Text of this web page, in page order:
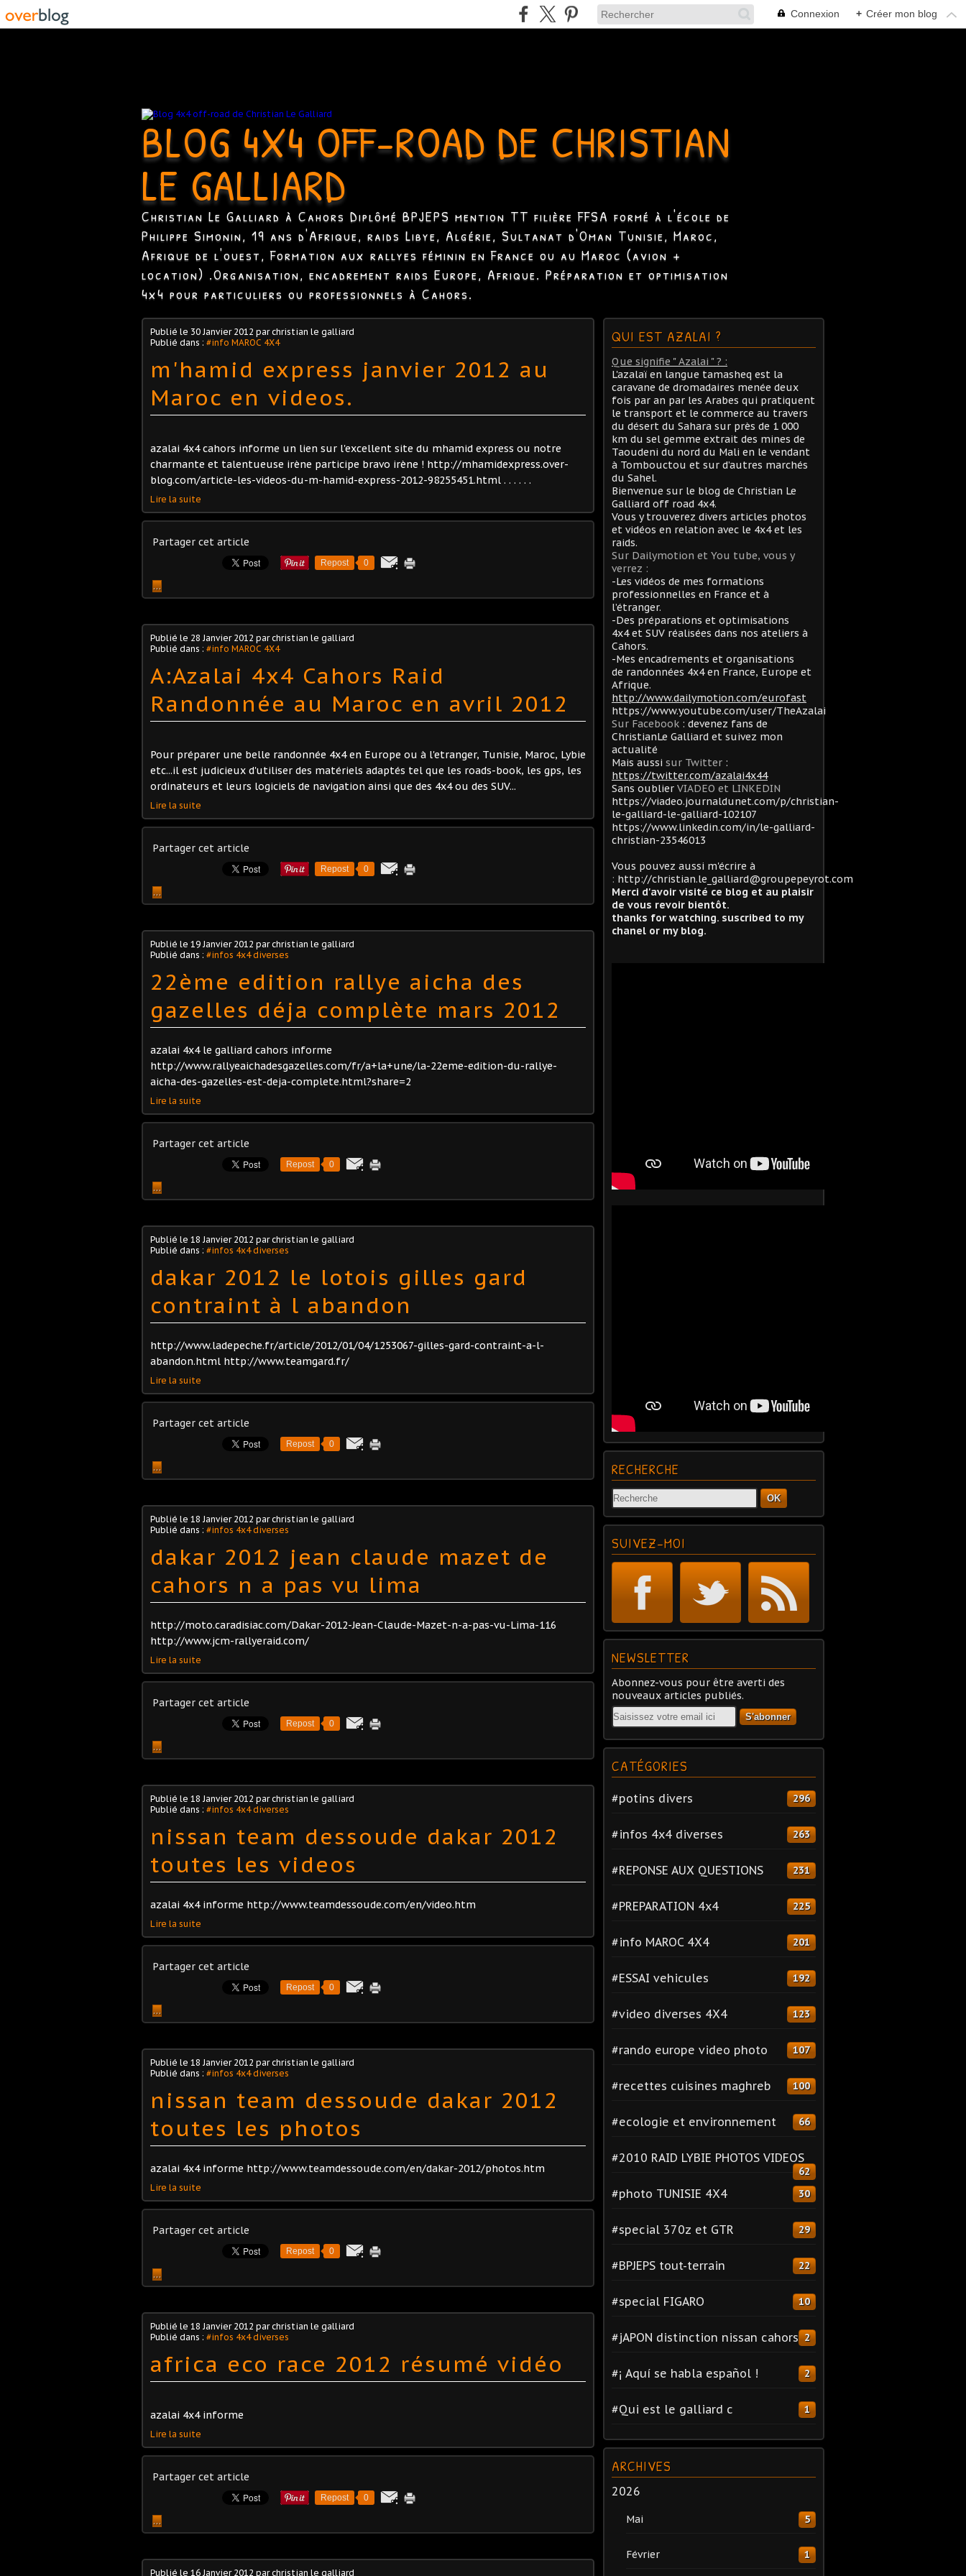
Connexion + Créer mon blog
BLOG 4X4 OFF-ROAD DE CHRISTIAN
LE GALLIARD
Christian Le Galliard à Cahors Diplômé BPJEPS mention TT filière FFSA formé à l'école de
Philippe Simonin, 19 ans d'Afrique, raids Libye, Algérie, Sultanat d'Oman Tunisie, Maroc,
Afrique de l'ouest, Formation aux rallyes féminin en France ou au Maroc (avion +
location) .Organisation, encadrement raids Europe, Afrique. Préparation et optimisation
4x4 pour particuliers ou professionnels à Cahors.
Publié le 30 Janvier 2012 par christian le galliard
Publié dans : #info MAROC 4X4
m'hamid express janvier 2012 au
Maroc en videos.
azalai 4x4 cahors informe un lien sur l'excellent site du mhamid express ou notre
charmante et talentueuse irène participe bravo irène ! http://mhamidexpress.over-
blog.com/article-les-videos-du-m-hamid-express-2012-98255451.html . . . . . .
Lire la suite
Partager cet article
Repost 0
…
Publié le 28 Janvier 2012 par christian le galliard
Publié dans : #info MAROC 4X4
A:Azalai 4x4 Cahors Raid
Randonnée au Maroc en avril 2012
Pour préparer une belle randonnée 4x4 en Europe ou à l'etranger, Tunisie, Maroc, Lybie
etc...il est judicieux d'utiliser des matériels adaptés tel que les roads-book, les gps, les
ordinateurs et leurs logiciels de navigation ainsi que des 4x4 ou des SUV...
Lire la suite
Partager cet article
Repost 0
…
Publié le 19 Janvier 2012 par christian le galliard
Publié dans : #infos 4x4 diverses
22ème edition rallye aicha des
gazelles déja complète mars 2012
azalai 4x4 le galliard cahors informe
http://www.rallyeaichadesgazelles.com/fr/a+la+une/la-22eme-edition-du-rallye-
aicha-des-gazelles-est-deja-complete.html?share=2
Lire la suite
Partager cet article
Repost 0
…
Publié le 18 Janvier 2012 par christian le galliard
Publié dans : #infos 4x4 diverses
dakar 2012 le lotois gilles gard
contraint à l abandon
http://www.ladepeche.fr/article/2012/01/04/1253067-gilles-gard-contraint-a-l-
abandon.html http://www.teamgard.fr/
Lire la suite
Partager cet article
Repost 0
…
Publié le 18 Janvier 2012 par christian le galliard
Publié dans : #infos 4x4 diverses
dakar 2012 jean claude mazet de
cahors n a pas vu lima
http://moto.caradisiac.com/Dakar-2012-Jean-Claude-Mazet-n-a-pas-vu-Lima-116
http://www.jcm-rallyeraid.com/
Lire la suite
Partager cet article
Repost 0
…
Publié le 18 Janvier 2012 par christian le galliard
Publié dans : #infos 4x4 diverses
nissan team dessoude dakar 2012
toutes les videos
azalai 4x4 informe http://www.teamdessoude.com/en/video.htm
Lire la suite
Partager cet article
Repost 0
…
Publié le 18 Janvier 2012 par christian le galliard
Publié dans : #infos 4x4 diverses
nissan team dessoude dakar 2012
toutes les photos
azalai 4x4 informe http://www.teamdessoude.com/en/dakar-2012/photos.htm
Lire la suite
Partager cet article
Repost 0
…
Publié le 18 Janvier 2012 par christian le galliard
Publié dans : #infos 4x4 diverses
africa eco race 2012 résumé vidéo
azalai 4x4 informe
Lire la suite
Partager cet article
Repost 0
…
Publié le 16 Janvier 2012 par christian le galliard
QUI EST AZALAI ?
Que signifie " Azalai " ? :
L'azalaï en langue tamasheq est la
caravane de dromadaires menée deux
fois par an par les Arabes qui pratiquent
le transport et le commerce au travers
du désert du Sahara sur près de 1 000
km du sel gemme extrait des mines de
Taoudeni du nord du Mali en le vendant
à Tombouctou et sur d’autres marchés
du Sahel.
Bienvenue sur le blog de Christian Le
Galliard off road 4x4.
Vous y trouverez divers articles photos
et vidéos en relation avec le 4x4 et les
raids.
Sur Dailymotion et You tube, vous y
verrez :
-Les vidéos de mes formations
professionnelles en France et à
l’étranger.
-Des préparations et optimisations
4x4 et SUV réalisées dans nos ateliers à
Cahors.
-Mes encadrements et organisations
de randonnées 4x4 en France, Europe et
Afrique.
http://www.dailymotion.com/eurofast
https://www.youtube.com/user/TheAzalai
Sur Facebook : devenez fans de
ChristianLe Galliard et suivez mon
actualité
Mais aussi sur Twitter :
https://twitter.com/azalai4x44
Sans oublier VIADEO et LINKEDIN
https://viadeo.journaldunet.com/p/christian-
le-galliard-le-galliard-102107
https://www.linkedin.com/in/le-galliard-
christian-23546013
Vous pouvez aussi m'écrire à
: http://christian.le_galliard@groupepeyrot.com
Merci d'avoir visité ce blog et au plaisir
de vous revoir bientôt.
thanks for watching. suscribed to my
chanel or my blog.
RECHERCHE
OK
SUIVEZ-MOI
NEWSLETTER
Abonnez-vous pour être averti des
nouveaux articles publiés.
Email
CATÉGORIES
#potins divers 296
#infos 4x4 diverses 263
#REPONSE AUX QUESTIONS 231
#PREPARATION 4x4 225
#info MAROC 4X4 201
#ESSAI vehicules 192
#video diverses 4X4 123
#rando europe video photo 107
#recettes cuisines maghreb 100
#ecologie et environnement 66
#2010 RAID LYBIE PHOTOS VIDEOS
62
#photo TUNISIE 4X4 30
#special 370z et GTR 29
#BPJEPS tout-terrain 22
#special FIGARO 10
#jAPON distinction nissan cahors 2
#¡ Aquí se habla español ! 2
#Qui est le galliard c 1
ARCHIVES
2026
Mai 5
Février 1